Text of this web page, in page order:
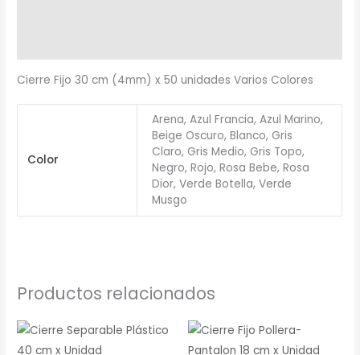
Cierre Fijo 30 cm (4mm) x 50 unidades Varios Colores
Color
Arena, Azul Francia, Azul Marino,
Beige Oscuro, Blanco, Gris
Claro, Gris Medio, Gris Topo,
Negro, Rojo, Rosa Bebe, Rosa
Dior, Verde Botella, Verde
Musgo
Productos relacionados